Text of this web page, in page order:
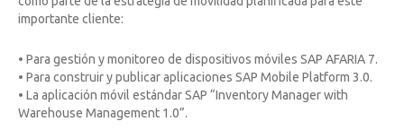
importante cliente:
• Para gestión y monitoreo de dispositivos móviles SAP AFARIA 7.
• Para construir y publicar aplicaciones SAP Mobile Platform 3.0.
• La aplicación móvil estándar SAP “Inventory Manager with
Warehouse Management 1.0”.